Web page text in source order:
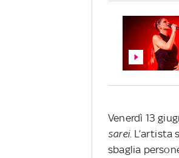
Venerdì 13
sarei. L’artista
sbaglia